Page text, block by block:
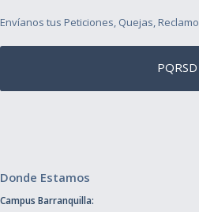
Envíanos tus Peticiones, Quejas,
PQRSD
Donde Estamos
Campus Barranquilla: